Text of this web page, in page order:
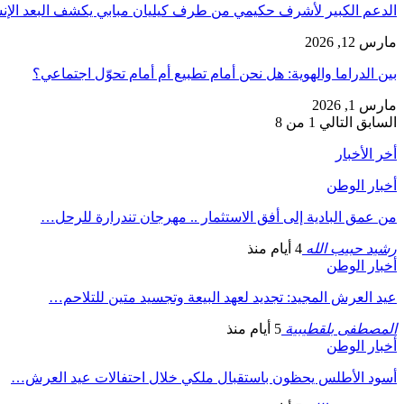
الدعم الكبير لأشرف حكيمي من طرف كيليان مبابي يكشف البعد
مارس 12, 2026
بين الدراما والهوية: هل نحن أمام تطبيع أم أمام تحوّل اجتماعي؟
مارس 1, 2026
السابق التالي 1 من 8
أخر الأخبار
أخبار الوطن
من عمق البادية إلى أفق الاستثمار .. مهرجان تندرارة للرحل…
رشيد حبيب الله 4 أيام منذ
أخبار الوطن
عيد العرش المجيد: تجديد لعهد البيعة وتجسيد متين للتلاحم…
المصطفى بلقطيبية 5 أيام منذ
أخبار الوطن
أسود الأطلس يحظون باستقبال ملكي خلال احتفالات عيد العرش…